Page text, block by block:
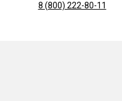
8 (800) 222-80-11